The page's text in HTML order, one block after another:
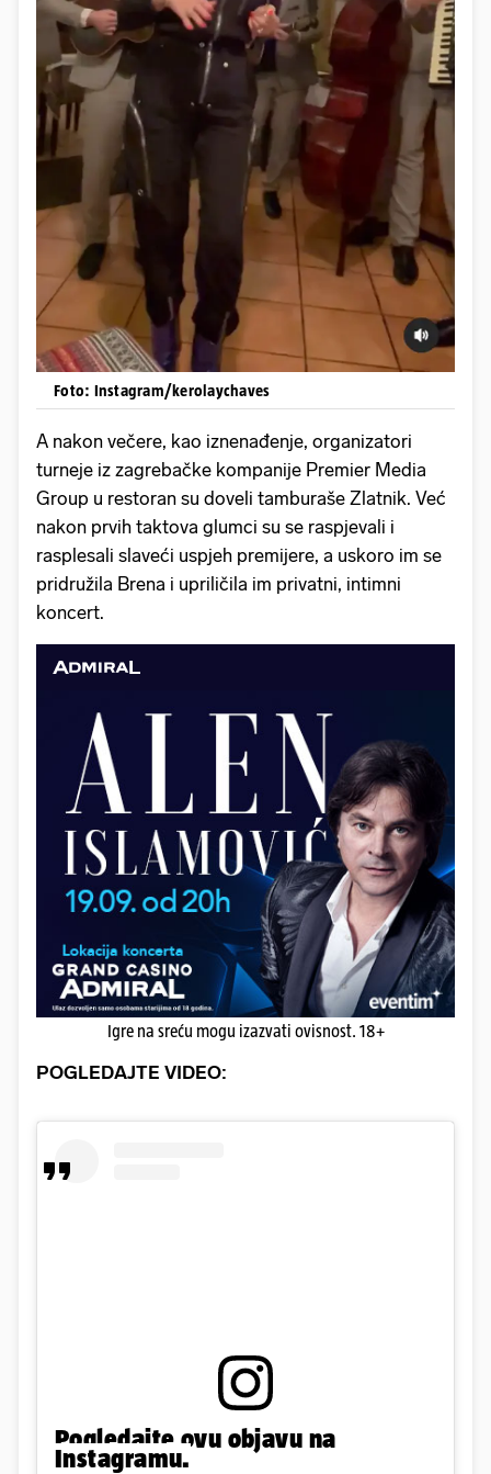
Foto: Instagram/kerolaychaves
A nakon večere, kao iznenađenje, organizatori
turneje iz zagrebačke kompanije Premier Media
Group u restoran su doveli tamburaše Zlatnik. Već
nakon prvih taktova glumci su se raspjevali i
rasplesali slaveći uspjeh premijere, a uskoro im se
pridružila Brena i upriličila im privatni, intimni
koncert.
Igre na sreću mogu izazvati ovisnost. 18+
POGLEDAJTE VIDEO:
Pogledajte ovu objavu na
Instagramu.